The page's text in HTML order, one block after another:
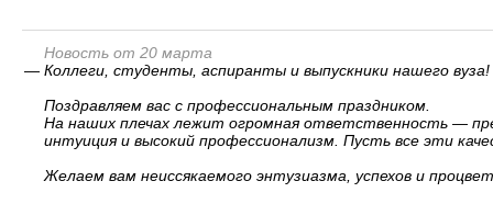
Новость от 20 марта
— Коллеги, студенты, аспиранты и выпускники нашего вуза!
Поздравляем вас с профессиональным праздником.
На наших плечах лежит огромная ответственность —
интуиция и высокий профессионализм. Пусть все эти
Желаем вам неиссякаемого энтузиазма, успехов и